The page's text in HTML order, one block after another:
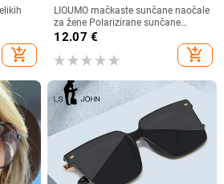
add_shopping_cart
LIOUMO mačkaste sunčane naočale
za žene Polarizirane sunčane
naočale za muškarce Anti-Glare
Vintage naočale Trendy Shade
Brown Lens zonnebril dames
12.07 €
add_shopping_cart